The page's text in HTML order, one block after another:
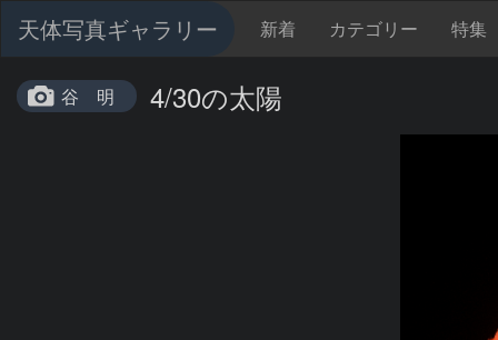
天体写真ギャラリー 新着 カテゴリー 特集
谷 明 4/30の太陽